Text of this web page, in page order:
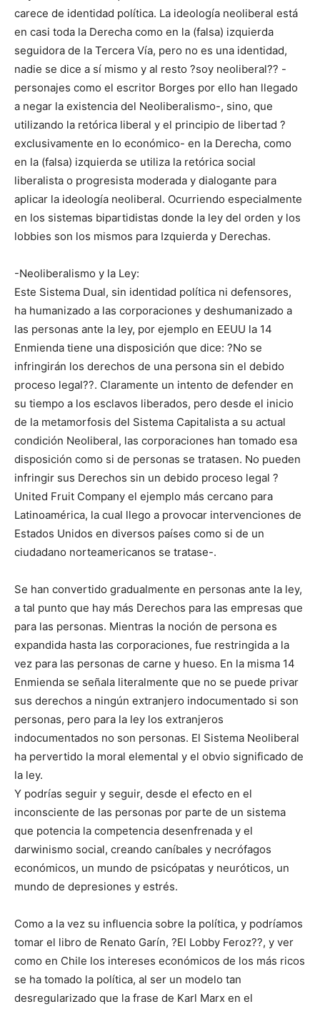
carece de identidad política. La ideología neoliberal está
en casi toda la Derecha como en la (falsa) izquierda
seguidora de la Tercera Vía, pero no es una identidad,
nadie se dice a sí mismo y al resto ?soy neoliberal?? -
personajes como el escritor Borges por ello han llegado
a negar la existencia del Neoliberalismo-, sino, que
utilizando la retórica liberal y el principio de libertad ?
exclusivamente en lo económico- en la Derecha, como
en la (falsa) izquierda se utiliza la retórica social
liberalista o progresista moderada y dialogante para
aplicar la ideología neoliberal. Ocurriendo especialmente
en los sistemas bipartidistas donde la ley del orden y los
lobbies son los mismos para Izquierda y Derechas.
-Neoliberalismo y la Ley:
Este Sistema Dual, sin identidad política ni defensores,
ha humanizado a las corporaciones y deshumanizado a
las personas ante la ley, por ejemplo en EEUU la 14
Enmienda tiene una disposición que dice: ?No se
infringirán los derechos de una persona sin el debido
proceso legal??. Claramente un intento de defender en
su tiempo a los esclavos liberados, pero desde el inicio
de la metamorfosis del Sistema Capitalista a su actual
condición Neoliberal, las corporaciones han tomado esa
disposición como si de personas se tratasen. No pueden
infringir sus Derechos sin un debido proceso legal ?
United Fruit Company el ejemplo más cercano para
Latinoamérica, la cual llego a provocar intervenciones de
Estados Unidos en diversos países como si de un
ciudadano norteamericanos se tratase-.
Se han convertido gradualmente en personas ante la ley,
a tal punto que hay más Derechos para las empresas que
para las personas. Mientras la noción de persona es
expandida hasta las corporaciones, fue restringida a la
vez para las personas de carne y hueso. En la misma 14
Enmienda se señala literalmente que no se puede privar
sus derechos a ningún extranjero indocumentado si son
personas, pero para la ley los extranjeros
indocumentados no son personas. El Sistema Neoliberal
ha pervertido la moral elemental y el obvio significado de
la ley.
Y podrías seguir y seguir, desde el efecto en el
inconsciente de las personas por parte de un sistema
que potencia la competencia desenfrenada y el
darwinismo social, creando caníbales y necrófagos
económicos, un mundo de psicópatas y neuróticos, un
mundo de depresiones y estrés.
Como a la vez su influencia sobre la política, y podríamos
tomar el libro de Renato Garín, ?El Lobby Feroz??, y ver
como en Chile los intereses económicos de los más ricos
se ha tomado la política, al ser un modelo tan
desregularizado que la frase de Karl Marx en el